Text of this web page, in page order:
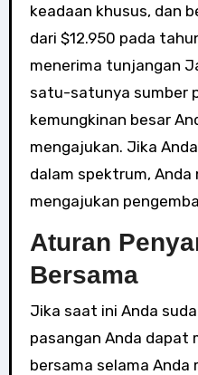
keadaan khusus, dan
dari $12.950 pada
menerima tunjangan
satu-satunya sumber
kemungkinan besar
mengajukan. Jika
dalam spektrum, Anda
mengajukan
Aturan
Bersama
Jika saat ini Anda
pasangan Anda dapat
bersama selama